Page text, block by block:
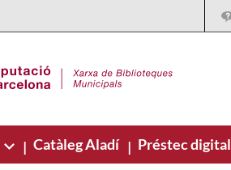
| Catàleg Aladí | Préstec digital